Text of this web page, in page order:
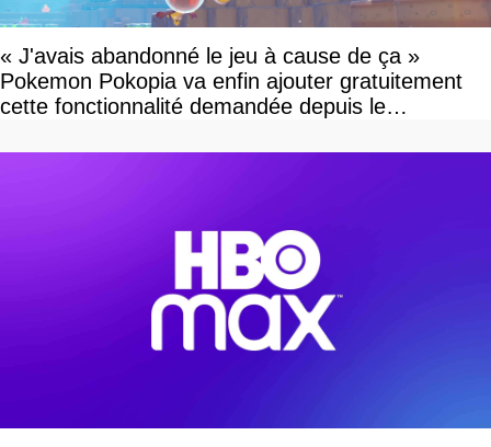
« J'avais abandonné le jeu à cause de ça »
Pokemon Pokopia va enfin ajouter gratuitement
cette fonctionnalité demandée depuis le